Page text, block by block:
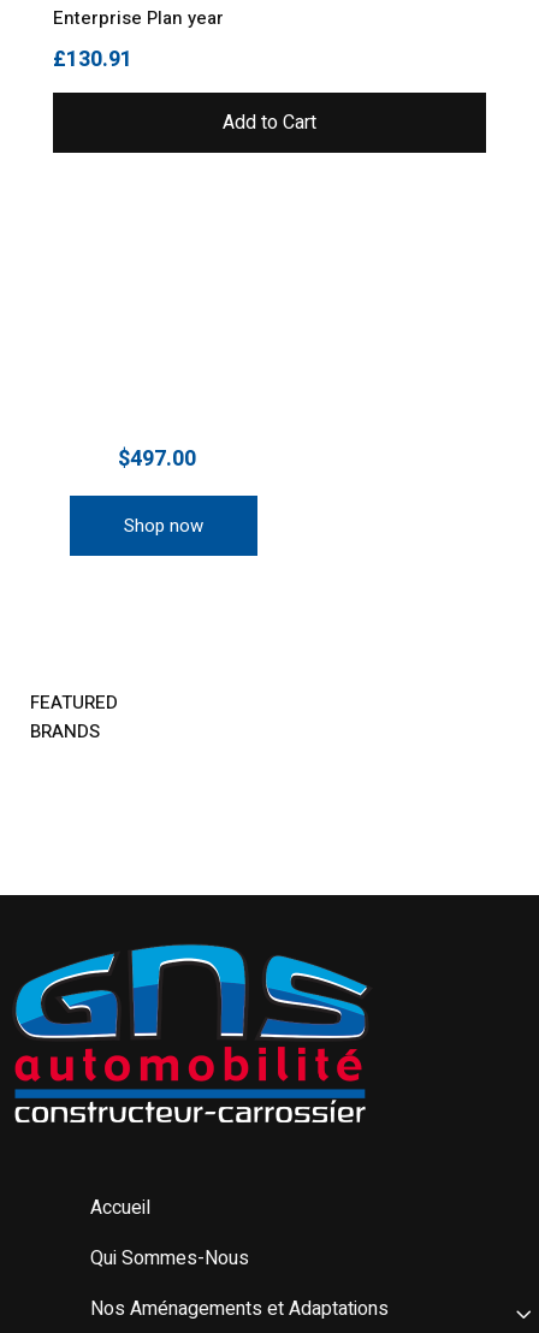
Enterprise Plan year
£130.91
Add to Cart
$497.00
Shop now
FEATURED
BRANDS
Accueil
Qui Sommes-Nous
Nos Aménagements et Adaptations